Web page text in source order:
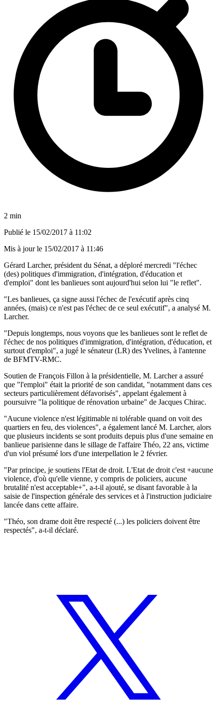
2 min
Publié le 15/02/2017 à 11:02
Mis à jour le 15/02/2017 à 11:46
Gérard Larcher, président du Sénat, a déploré mercredi "l'échec
(des) politiques d'immigration, d'intégration, d'éducation et
d'emploi" dont les banlieues sont aujourd'hui selon lui "le reflet".
"Les banlieues, ça signe aussi l'échec de l'exécutif après cinq
années, (mais) ce n'est pas l'échec de ce seul exécutif", a analysé M.
Larcher.
"Depuis longtemps, nous voyons que les banlieues sont le reflet de
l'échec de nos politiques d'immigration, d'intégration, d'éducation, et
surtout d'emploi", a jugé le sénateur (LR) des Yvelines, à l'antenne
de BFMTV-RMC.
Soutien de François Fillon à la présidentielle, M. Larcher a assuré
que "l'emploi" était la priorité de son candidat, "notamment dans ces
secteurs particulièrement défavorisés", appelant également à
poursuivre "la politique de rénovation urbaine" de Jacques Chirac.
"Aucune violence n'est légitimable ni tolérable quand on voit des
quartiers en feu, des violences", a également lancé M. Larcher, alors
que plusieurs incidents se sont produits depuis plus d'une semaine en
banlieue parisienne dans le sillage de l'affaire Théo, 22 ans, victime
d'un viol présumé lors d'une interpellation le 2 février.
"Par principe, je soutiens l'Etat de droit. L'Etat de droit c'est +aucune
violence, d'où qu'elle vienne, y compris de policiers, aucune
brutalité n'est acceptable+", a-t-il ajouté, se disant favorable à la
saisie de l'inspection générale des services et à l'instruction judiciaire
lancée dans cette affaire.
"Théo, son drame doit être respecté (...) les policiers doivent être
respectés", a-t-il déclaré.